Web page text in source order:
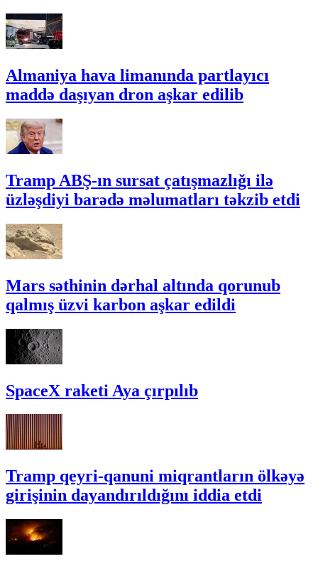
Almaniya hava limanında partlayıcı
maddə daşıyan dron aşkar edilib
Tramp ABŞ-ın sursat çatışmazlığı ilə
üzləşdiyi barədə məlumatları təkzib etdi
Mars səthinin dərhal altında qorunub
qalmış üzvi karbon aşkar edildi
SpaceX raketi Aya çırpılıb
Tramp qeyri-qanuni miqrantların ölkəyə
girişinin dayandırıldığını iddia etdi